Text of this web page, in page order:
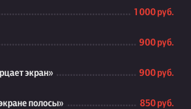
1 000 руб.
900 руб.
экран» 900 руб.
полосы» 850 руб.